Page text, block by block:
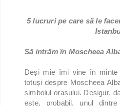
5 lucruri pe care să le
Să intrăm în Moscheea
Deși mie îmi vine în minte
totuși despre Moscheea
simbolul orașului. Desigur,
este, probabil, unul